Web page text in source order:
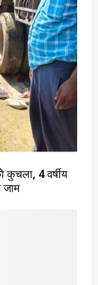
कुचला, 4 वर्षीय
जाम